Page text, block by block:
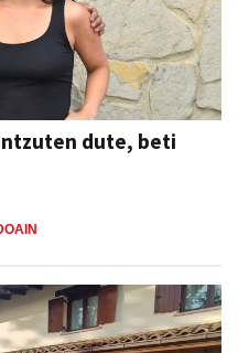
dute, beti